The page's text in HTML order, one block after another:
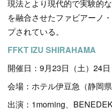
現法とより現代的で実験的
を融合させたファビアーノ
プされている。
FFKT IZU SHIRAHAMA
開催日：9月23日（土）24日
会場：ホテル伊豆急（静岡県
出演：1morning、